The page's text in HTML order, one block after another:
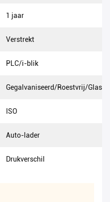
1 jaar
Verstrekt
PLC/i-blik
Gegalvaniseerd/Roestvrij/Glas
ISO
Auto-lader
Drukverschil